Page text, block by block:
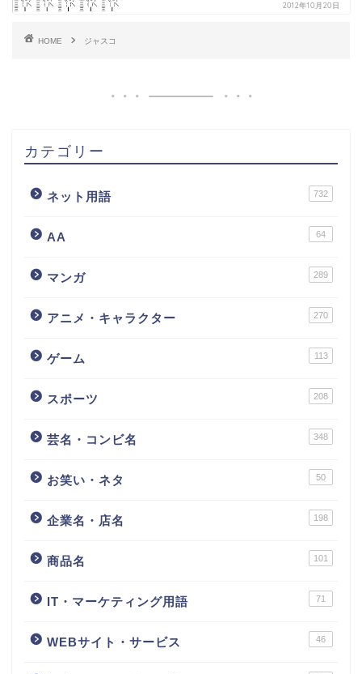
2012年10月20日
HOME ジャスコ
カテゴリー
ネット用語 732
AA 64
マンガ 289
アニメ・キャラクター 270
ゲーム 113
スポーツ 208
芸名・コンビ名 348
お笑い・ネタ 50
企業名・店名 198
商品名 101
IT・マーケティング用語 71
WEBサイト・サービス 46